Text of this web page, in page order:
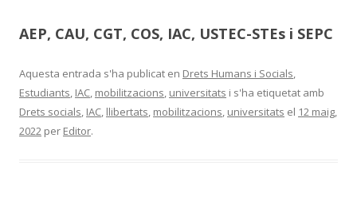
AEP, CAU, CGT, COS, IAC, USTEC-STEs i SEPC
Aquesta entrada s'ha publicat en Drets Humans i Socials
Estudiants IAC mobilitzacions universitats i s'ha etiquetat amb
Drets socials IAC llibertats mobilitzacions universitats el 12 maig,
2022 per Editor.